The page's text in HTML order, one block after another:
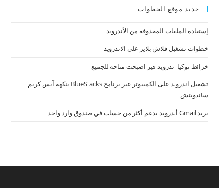
جديد موقع الخظوات
إستعادة الملفات المحذوفة من الأندرويد
خطوات تشغيل فلاش بلاير على الاندرويد
خرائط نوكيا اندرويد هير اصبحت متاحه للجميع
تشغيل اندرويد على الكمبيوتر عبر برنامج BlueStacks بنكهة آيس كريم
ساندويتش
بريد Gmail أندرويد يدعم أكثر من حساب في صندوق وارد واحد